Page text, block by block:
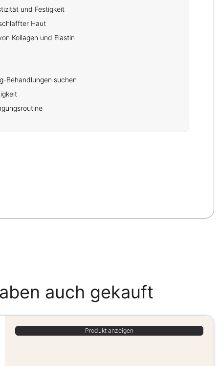
und Festigkeit
Haut
Kollagen und Elastin
Behandlungen suchen
auch gekauft
Produkt anzeigen